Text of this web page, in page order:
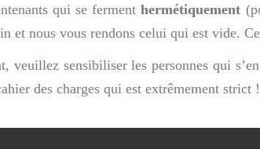
qui se fermenthermétiquement
et nous vous rendons celui qui est vide.
veuillez sensibiliser les personnes qui
des charges qui est extrêmement strict !